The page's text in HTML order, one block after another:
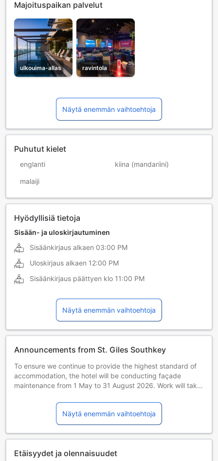
Majoituspaikan palvelut
ulkouima-allas ravintola
Näytä enemmän vaihtoehtoja
Puhutut kielet
englanti kiina (mandariini)
malaiji
Hyödyllisiä tietoja
Sisään- ja uloskirjautuminen
Sisäänkirjaus alkaen 03:00 PM
Uloskirjaus alkaen 12:00 PM
Sisäänkirjaus päättyen klo 11:00 PM
Näytä enemmän vaihtoehtoja
Announcements from St. Giles Southkey
To ensure we continue to provide the highest standard of
accommodation, the hotel will be conducting façade
maintenance from 1 May to 31 August 2026. Work will take
to minimize disruptions, we thank you for your patience
during this period of improvement.
Näytä enemmän vaihtoehtoja
Etäisyydet ja olennaisuudet